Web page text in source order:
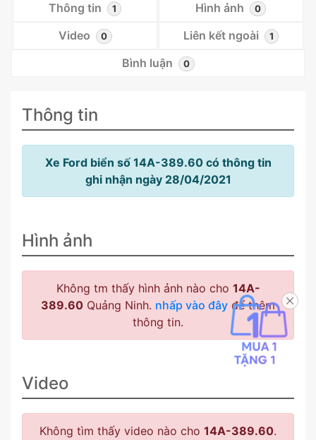
Thông tin 1 Hình ảnh 0
Video 0 Liên kết ngoài 1
Bình luận 0
Thông tin
Xe Ford biển số 14A-389.60 có thông tin
ghi nhận ngày 28/04/2021
Hình ảnh
Không tm thấy hình ảnh nào cho 14A-
389.60 Quảng Ninh. nhấp vào đây để thêm
thông tin.
Video
Không tìm thấy video nào cho 14A-389.60.